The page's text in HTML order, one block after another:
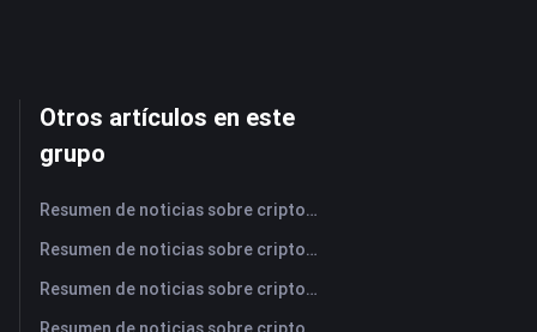
Otros artículos en este
grupo
Resumen de noticias sobre criptomonedas de FameEX de hoy | 7 de agosto de 2026
Resumen de noticias sobre criptomonedas de FameEX de hoy | 6 de agosto de 2026
Resumen de noticias sobre criptomonedas de FameEX de hoy | 5 de agosto de 2026